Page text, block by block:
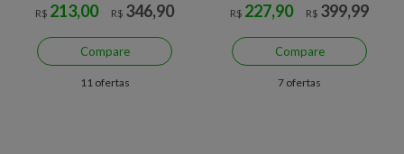
R$ 213,00
R$ 346,90
Compare
11 ofertas
R$ 227,90
R$ 399,99
Compare
7 ofertas